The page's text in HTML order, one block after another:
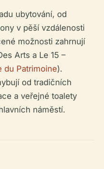
ubytování, od
v pěší vzdálenosti
možnosti zahrnují
Arts a Le 15 –
du Patrimoine).
od tradičních
a veřejné toalety
náměstí.